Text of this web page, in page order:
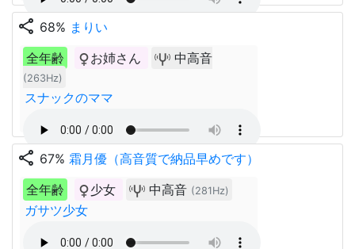
share 68% まりい
全年齢
お姉さん 中高音
(263Hz)
スナックのママ
share 67% 霜月優（高音質で納品早めです）
全年齢
少女 中高音 (281Hz)
ガサツ少女